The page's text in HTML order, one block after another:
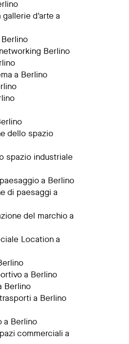
d'arte a
Berlino
a Berlino
dello spazio
spazio industriale
a Berlino
di paesaggi a
del marchio a
Location a
a Berlino
Berlino
a Berlino
a Berlino
commerciali a